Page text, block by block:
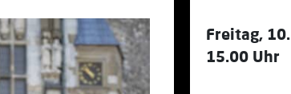
Freitag,
15.00 Uhr